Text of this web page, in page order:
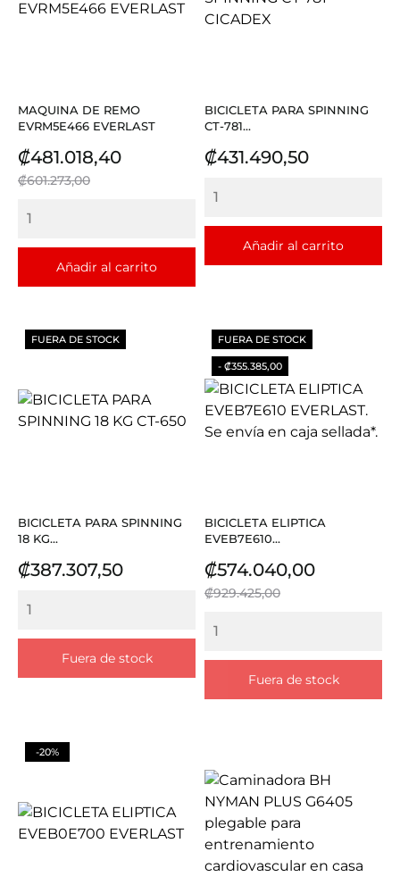
MAQUINA DE REMO
EVRM5E466 EVERLAST
Precio
₡481.018,40Precio
₡601.273,00
Añadir al carrito
BICICLETA PARA SPINNING
CT-781...
Precio
₡431.490,50
Añadir al carrito
BICICLETA PARA SPINNING
18 KG...
Precio
₡387.307,50
Fuera de stock
FUERA DE STOCK
BICICLETA ELIPTICA
EVEB7E610...
Precio
₡574.040,00Precio
₡929.425,00
Fuera de stock
FUERA DE STOCK
- ₡355.385,00
-20%